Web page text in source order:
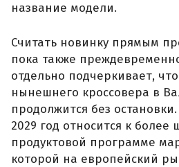
название модели.
Считать новинку прямым
пока также
отдельно подчеркивает,
нынешнего кроссовера в
продолжится без
2029 год относится к более
продуктовой программе
которой на европейский